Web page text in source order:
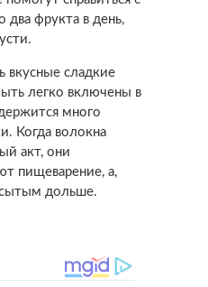
два фрукта в день,
вкусные сладкие
легко включены в
много
Когда волокна
акт, они
пищеварение, а,
сытым дольше.